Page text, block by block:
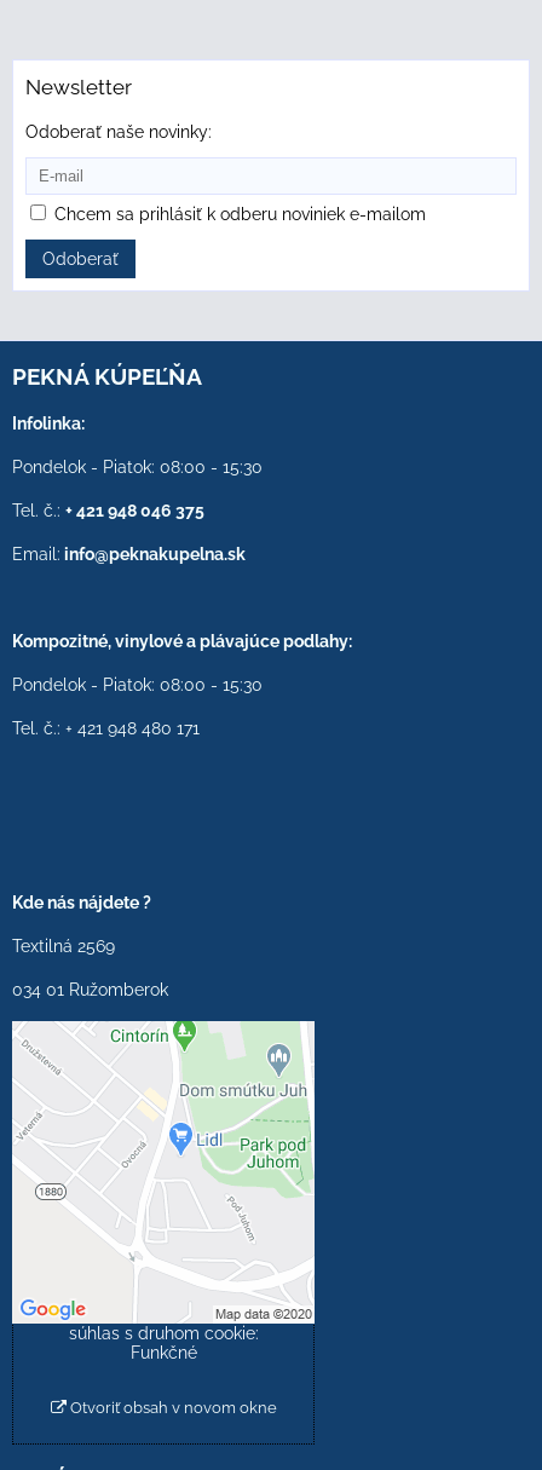
Newsletter
Odoberať naše novinky:
Chcem sa prihlásiť k odberu noviniek e-mailom
Odoberať
PEKNÁ KÚPEĽŇA
Infolinka:
Pondelok - Piatok: 08:00 - 15:30
Tel. č.: + 421 948 046 375
Email: info@peknakupelna.sk
Kompozitné, vinylové a plávajúce podlahy:
Pondelok - Piatok: 08:00 - 15:30
Tel. č.: + 421 948 480 171
Kde nás nájdete ?
Textilná 2569
034 01 Ružomberok
Externý obsah je
blokovaný Voľbami
súkromia
Prajete si načítať externý
obsah?
Povoliť tentokrát
Povoliť a zapamätať -
súhlas s druhom cookie:
Funkčné
Otvoriť obsah v novom okne